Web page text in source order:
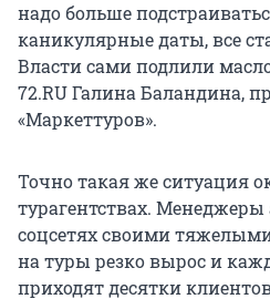
надо больше
каникулярные даты, все
Власти сами подлили
72.RU Галина Баландина,
«Маркеттуров».
Точно такая же ситуация
турагентствах. Менеджеры
соцсетях своими
на туры резко вырос и
приходят десятки